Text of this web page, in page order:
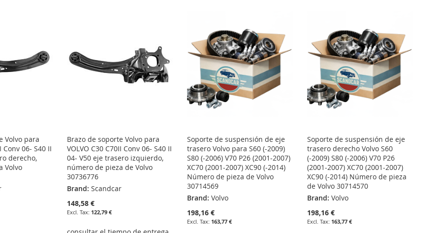
Volvo para
Conv 06- S40 II
derecho,
Volvo
Brazo de soporte Volvo para
VOLVO C30 C70II Conv 06- S40 II
04- V50 eje trasero izquierdo,
número de pieza de Volvo
30736776
Brand: Scandcar
148,58 €
122,79 €
Soporte de suspensión de eje
trasero Volvo para S60 (-2009)
S80 (-2006) V70 P26 (2001-2007)
XC70 (2001-2007) XC90 (-2014)
Número de pieza de Volvo
30714569
Brand: Volvo
198,16 €
163,77 €
Soporte de suspensión de eje
trasero derecho Volvo S60
(-2009) S80 (-2006) V70 P26
(2001-2007) XC70 (2001-2007)
XC90 (-2014) Número de pieza
de Volvo 30714570
Brand: Volvo
198,16 €
163,77 €